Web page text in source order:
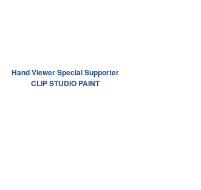
Hand Viewer Special Supporter
CLIP STUDIO PAINT